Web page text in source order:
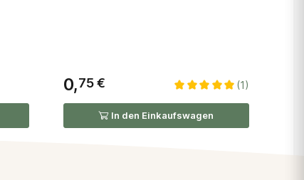
0,75 € (1)
In den Einkaufswagen